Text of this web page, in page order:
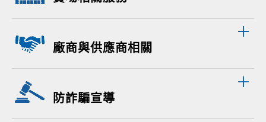
廠商與供應商相關
防詐騙宣導